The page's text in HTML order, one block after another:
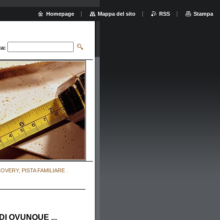
PISTA FAMILIARE .
OVUNQUE ...
Homepage Mappa del sito RSS Stampa